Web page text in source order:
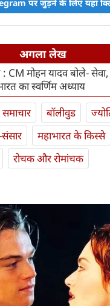
पर जुड़ने के लिए यहां
अगला लेख
CM मोहन यादव बोले-
का स्वर्णिम अध्याय
समाचार बॉलीवुड
संसार
महाभारत के किस्से
रोचक और रोमांचक